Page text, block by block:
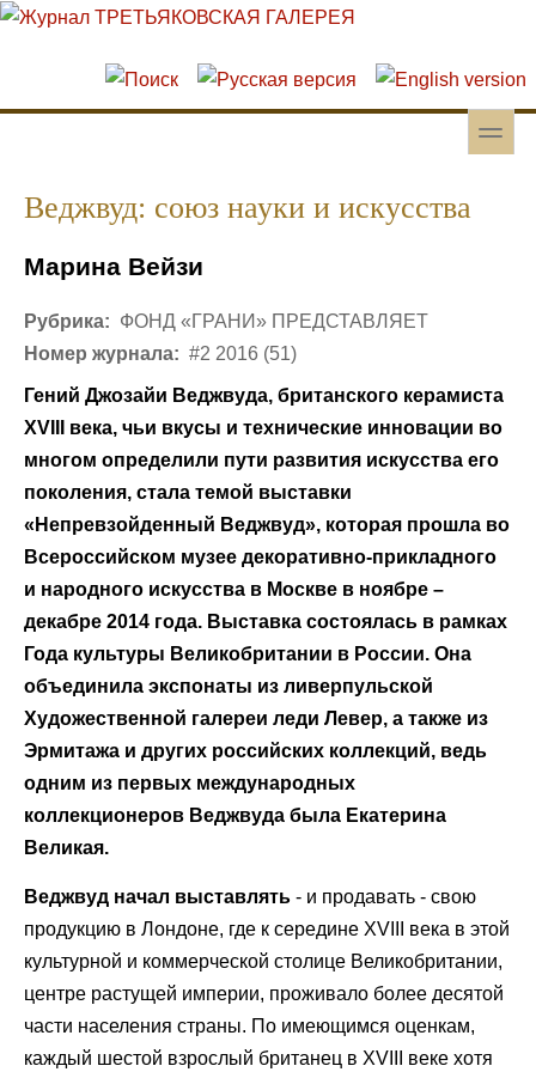
Перейти к основному содержанию
Skip to search
toggle
Веджвуд: союз науки и искусства
Марина Вейзи
Рубрика: ФОНД «ГРАНИ» ПРЕДСТАВЛЯЕТ
Номер журнала: #2 2016 (51)
Гений Джозайи Веджвуда, британского керамиста
XVIII века, чьи вкусы и технические инновации во
многом определили пути развития искусства его
поколения, стала темой выставки
«Непревзойденный Веджвуд», которая прошла во
Всероссийском музее декоративно-прикладного
и народного искусства в Москве в ноябре –
декабре 2014 года. Выставка состоялась в рамках
Года культуры Великобритании в России. Она
объединила экспонаты из ливерпульской
Художественной галереи леди Левер, а также из
Эрмитажа и других российских коллекций, ведь
одним из первых международных
коллекционеров Веджвуда была Екатерина
Великая.
Веджвуд начал выставлять - и продавать - свою
продукцию в Лондоне, где к середине XVIII века в этой
культурной и коммерческой столице Великобритании,
центре растущей империи, проживало более десятой
части населения страны. По имеющимся оценкам,
каждый шестой взрослый британец в XVIII веке хотя